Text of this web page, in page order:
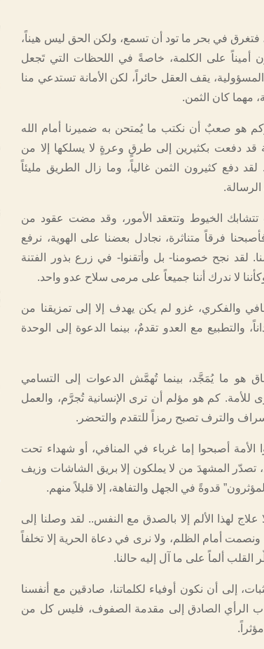
في بحر ما تود أن تسمع، ولكن الحق ليس هيناً،
أميناً على الكلمة، خاصةً في اللحظات التي تَجعل
يقف العقل حائراً، لكن الأمانة تستدعي منا
مهما كان الثمن.
هو صعبٌ أن نكتب ما يُمتحن به ضميرنا أمام الله
قد دفعت بكثيرين إلى طرقٍ وعرةٍ لا يسلكها إلا من
دفع كثيرون الثمن غالياً، وما زال الطريق مليئاً
الخيوط وتتعقد الأمور، وقد مضت عقود من
فرقاً متناثرة، نجادل بعضنا على الهوية، نرفع
لقد نجح خصومنا- بل وأتقنوا- في زرع بذور الفتنة
لا ندرك أننا جميعاً على مرمى سلاح عدو واحد.
والفكري، غزو لم يكن يهدف إلا إلى تمزيقنا من
والتطبيع مع العدو تقدمٌ، بينما الدعوة إلى الوحدة
هو ما يُمَجَّد، بينما تُهمَّش الدعوات إلى التسامي
للأمة. كم هو مؤلم أن ترى الإنسانية تُجرَّم، والعمل
والترف تصبح رمزاً للتقدم والتحضر.
الأمة أصبحوا إما غرباء في المنافي، أو شهداء تحت
تصدّر المشهدَ من لا يملكون إلا بريق الشاشات وزيف
قدوةً في الجهل والتفاهة، إلا قليلاً منهم.
لهذا الألم إلا بالصدق مع النفس.. لقد وصلنا إلى
ونصمت أمام الظلم، ولا نرى في دعاة الحرية إلا تخلفاً
ألماً على ما آل إليه حالنا.
إلى أن نكون أوفياء لكلماتنا، صادقين مع أنفسنا
الرأي الصادق إلى مقدمة الصفوف، فليس كل من